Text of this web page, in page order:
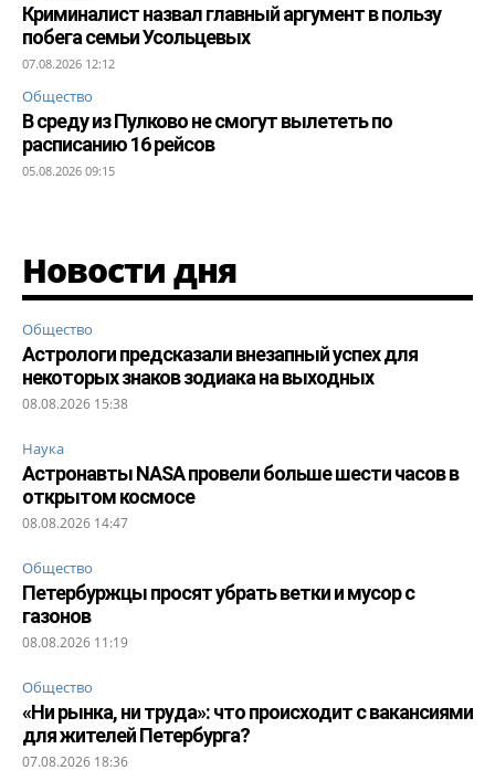
Криминалист назвал главный аргумент в пользу
побега семьи Усольцевых
07.08.2026 12:12
Общество
В среду из Пулково не смогут вылететь по
расписанию 16 рейсов
05.08.2026 09:15
Новости дня
Общество
Астрологи предсказали внезапный успех для
некоторых знаков зодиака на выходных
08.08.2026 15:38
Наука
Астронавты NASA провели больше шести часов в
открытом космосе
08.08.2026 14:47
Общество
Петербуржцы просят убрать ветки и мусор с
газонов
08.08.2026 11:19
Общество
«Ни рынка, ни труда»: что происходит с вакансиями
для жителей Петербурга?
07.08.2026 18:36